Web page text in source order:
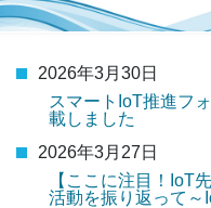
2026年3月30日
スマートIoT推進フ
載しました
2026年3月27日
【ここに注目！IoT
活動を振り返って～